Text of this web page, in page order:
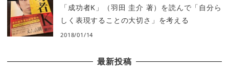
「成功者K」（羽田 圭介 著）を読んで「自分ら
しく表現することの大切さ」を考える
2018/01/14
最新投稿